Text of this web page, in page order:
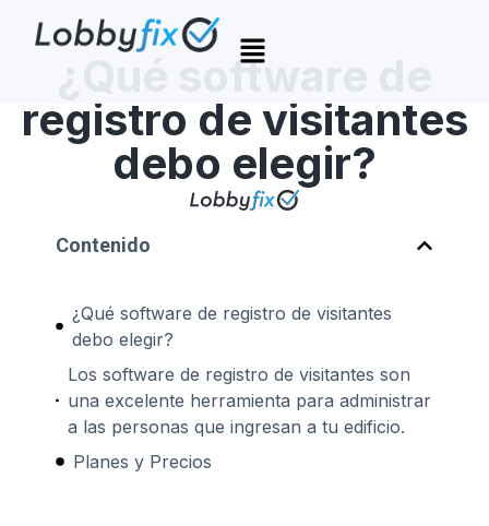
¿Qué software de
registro de visitantes
debo elegir?
Contenido
¿Qué software de registro de visitantes
debo elegir?
Los software de registro de visitantes son
una excelente herramienta para administrar
a las personas que ingresan a tu edificio.
Planes y Precios